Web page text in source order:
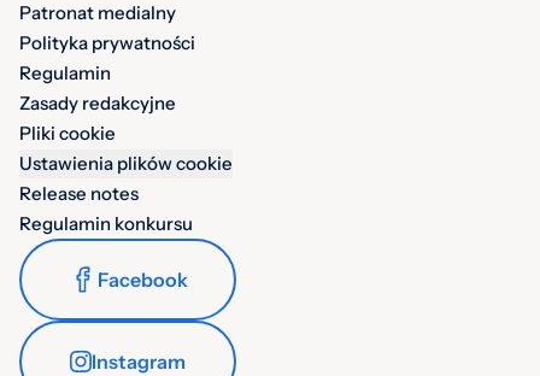
Patronat medialny
Polityka prywatności
Regulamin
Zasady redakcyjne
Pliki cookie
Ustawienia plików cookie
Release notes
Regulamin konkursu
Facebook
Instagram